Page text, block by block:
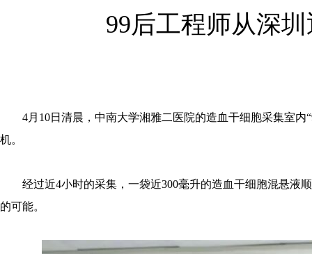
99后工程师从深
4月10日清晨，中南大学湘雅二医院的造血干细胞采集室
机。
经过近4小时的采集，一袋近300毫升的造血干细胞混悬液
的可能。